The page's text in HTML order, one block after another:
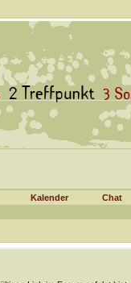
Kalender Chat